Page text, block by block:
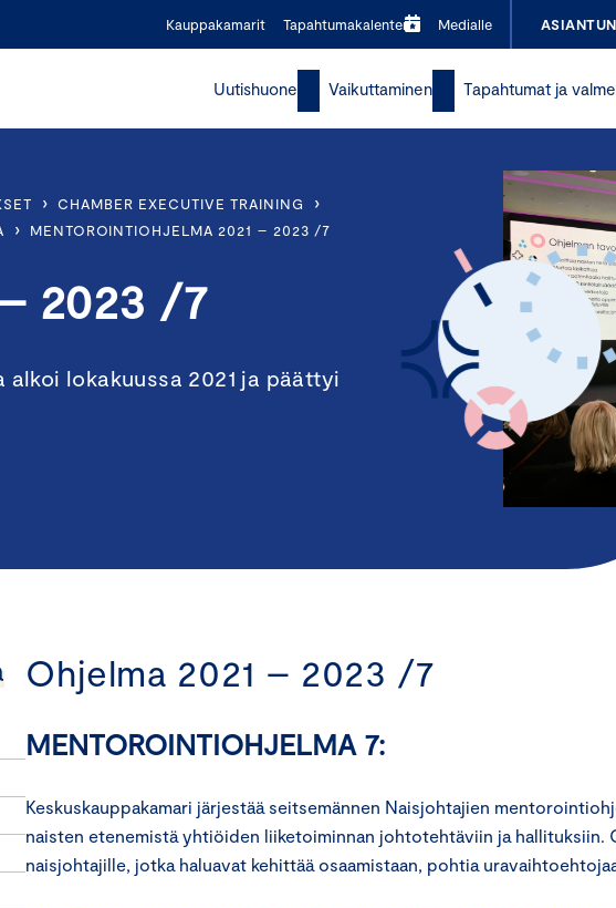
Kauppakamarit Tapahtumakalenteri Medialle
Uutishuone Vaikuttaminen Tapahtumat ja
› CHAMBER EXECUTIVE TRAINING ›
› MENTOROINTIOHJELMA 2021 – 2023 /7
2023 /7
lokakuussa 2021 ja päättyi
Ohjelma 2021 – 2023 /7
MENTOROINTIOHJELMA 7:
Keskuskauppakamari järjestää seitsemännen Naisjohtajien
naisten etenemistä yhtiöiden liiketoiminnan johtotehtäviin ja
naisjohtajille, jotka haluavat kehittää osaamistaan, pohtia